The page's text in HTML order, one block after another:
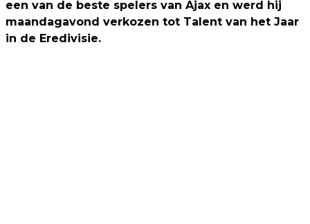
een van de beste spelers van Ajax en werd hij
maandagavond verkozen tot Talent van het Jaar
in de Eredivisie.